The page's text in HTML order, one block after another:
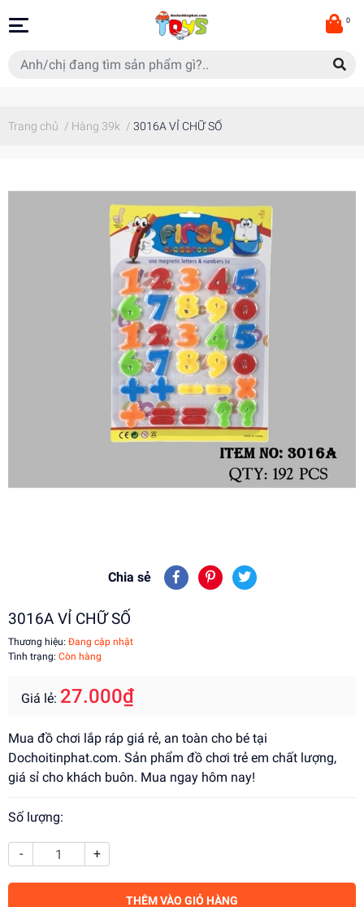
0
Trang chủ / Hàng 39k / 3016A VỈ CHỮ SỐ
Chia sẻ
3016A VỈ CHỮ SỐ
Thương hiệu: Đang cập nhật
Tình trạng: Còn hàng
Giá lẻ: 27.000₫
Mua đồ chơi lắp ráp giá rẻ, an toàn cho bé tại
Dochoitinphat.com. Sản phẩm đồ chơi trẻ em chất lượng,
giá sỉ cho khách buôn. Mua ngay hôm nay!
Số lượng:
- +
THÊM VÀO GIỎ HÀNG